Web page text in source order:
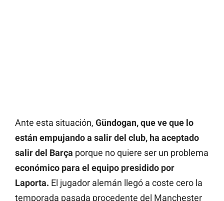
Ante esta situación, Gündogan, que ve que lo
están empujando a salir del club, ha aceptado
salir del Barça porque no quiere ser un problema
económico para el equipo presidido por
Laporta. El jugador alemán llegó a coste cero la
temporada pasada procedente del Manchester